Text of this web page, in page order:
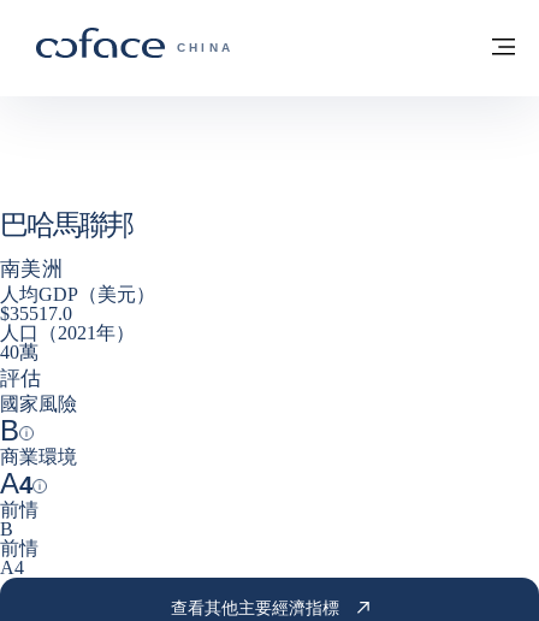
科法斯：攜手共創安全貿易 - 首頁
CHINA
返回首頁
巴哈馬聯邦
南美洲
人均GDP（美元）
$35517.0
人口（2021年）
40萬
評估
國家風險
B
Help
商業環境
A4
Help
前情
B
前情
A4
查看其他主要經濟指標